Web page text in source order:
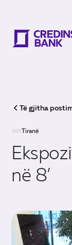
Të gjitha
Tiranë
në 8’